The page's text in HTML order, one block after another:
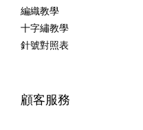
編織教學
十字繡教學
針號對照表
顧客服務